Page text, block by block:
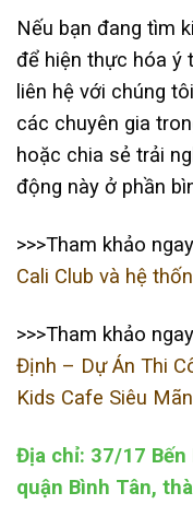
Nếu bạn đang tìm
để hiện thực hóa ý
liên hệ với chúng
các chuyên gia
hoặc chia sẻ trải
động này ở phần
>>>Tham khảo
Cali Club và hệ
>>>Tham khảo
Định – Dự Án Thi
Kids Cafe Siêu
Địa chỉ: 37/17 Bến
quận Bình Tân,